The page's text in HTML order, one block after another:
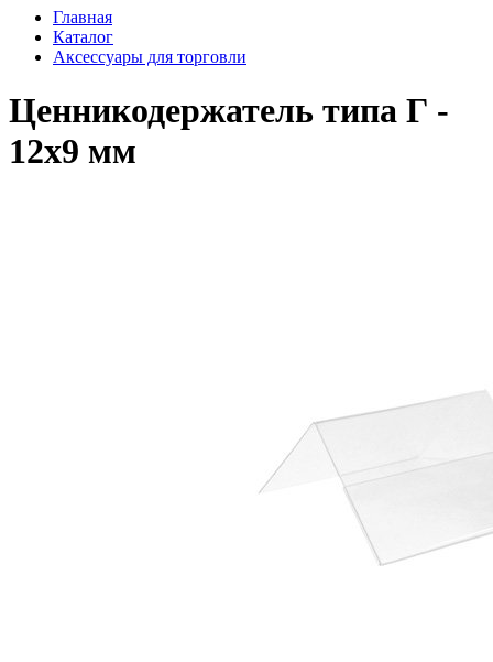
Главная
Каталог
Аксессуары для торговли
Ценникодержатель типа Г -
12х9 мм